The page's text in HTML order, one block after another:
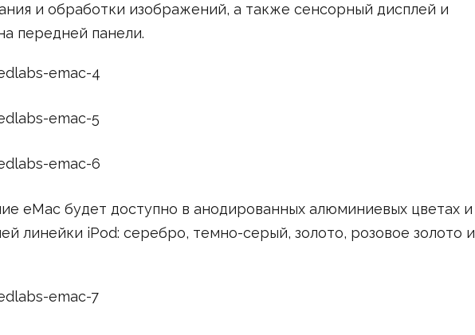
и обработки изображений, а также сенсорный дисплей и
передней панели.
eMac будет доступно в анодированных алюминиевых цветах и
линейки iPod: серебро, темно-серый, золото, розовое золото и